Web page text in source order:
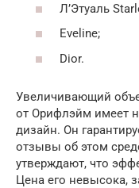
Л’Этуаль
Eveline;
Dior.
Увеличивающий
от Орифлэйм имеет
дизайн. Он
отзывы об этом
утверждают, что
Цена его невысока,